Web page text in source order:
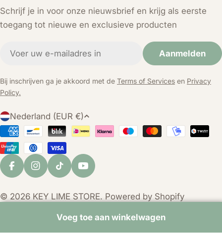
Schrijf je in voor onze nieuwsbrief en krijg als eerste
toegang tot nieuwe en exclusieve producten
Aanmelden
Bij inschrijven ga je akkoord met de Terms of Services en Privacy
Policy.
L
a
n
d
/
e
g
o
Nederland (EUR €)
Betaalmethoden
FacebookInstagram
TikTokYouTube
© 2026 KEY LIME STORE. Powered by Shopify
Voeg toe aan winkelwagen